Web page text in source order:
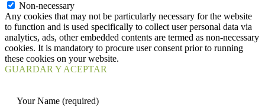
Non-necessary
Any cookies that may not be particularly necessary for the website
to function and is used specifically to collect user personal data via
analytics, ads, other embedded contents are termed as non-necessary
cookies. It is mandatory to procure user consent prior to running
these cookies on your website.
GUARDAR Y ACEPTAR
Your Name (required)